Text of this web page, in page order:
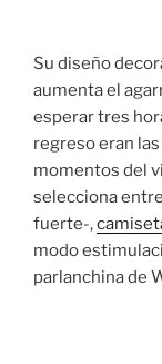
Su diseño
aumenta el
esperar tres
regreso eran
momentos del
selecciona
fuerte-,
modo
parlanchina de